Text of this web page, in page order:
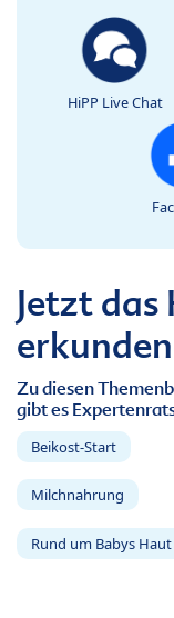
HiPP Live Chat
Jetzt das
erkunden
Zu diesen
gibt es
Beikost-Start
Milchnahrung
Rund um Babys Haut